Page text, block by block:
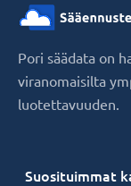
Pori säädata on
viranomaisilta
luotettavuuden.
Suosituimmat